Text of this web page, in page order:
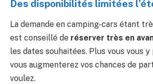
Des disponibilités limitées
La demande en camping-cars étant
est conseillé de réserver très en
les dates souhaitées. Plus vous vous
vous augmenterez vos chances de
voulez.